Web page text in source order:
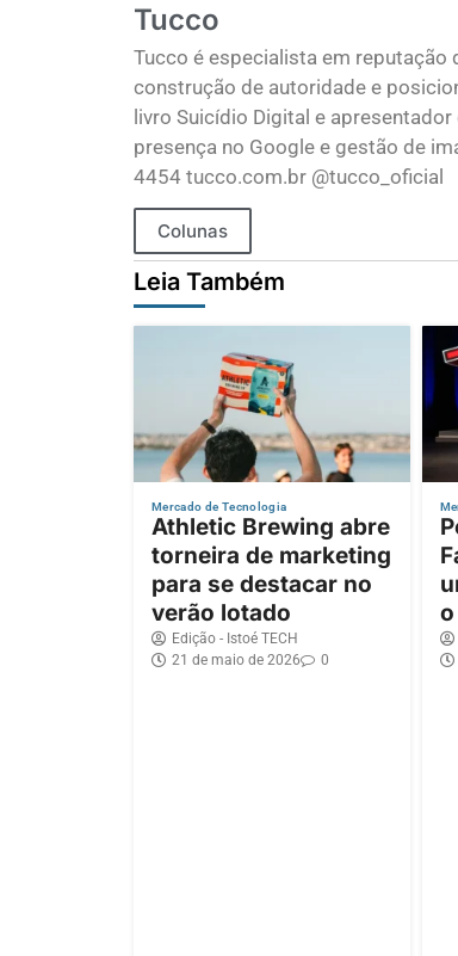
Tucco
Tucco é especialista em reputação
construção de autoridade e
livro Suicídio Digital e
presença no Google e gestão de
4454 tucco.com.br @tucco_oficial
Colunas
Leia Também
Mercado de Tecnologia
Athletic Brewing abre
torneira de marketing
para se destacar no
verão lotado
Edição - Istoé TECH
21 de maio de 2026
0